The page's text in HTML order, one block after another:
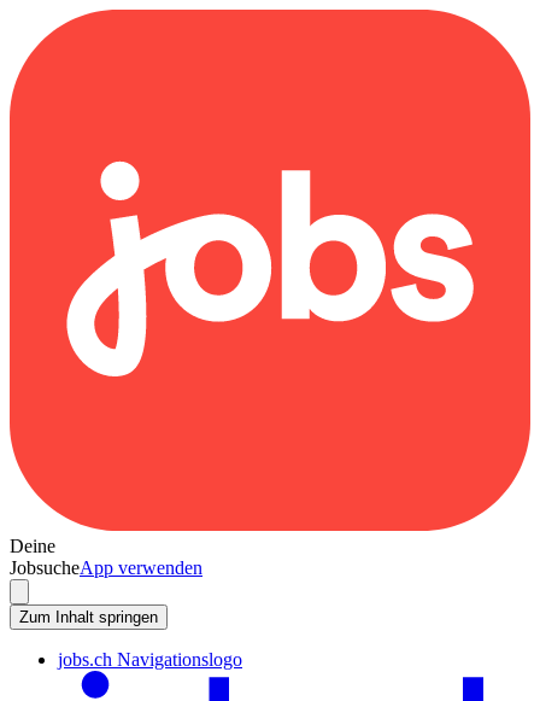
Deine
JobsucheApp verwenden
Zum Inhalt springen
jobs.ch Navigationslogo